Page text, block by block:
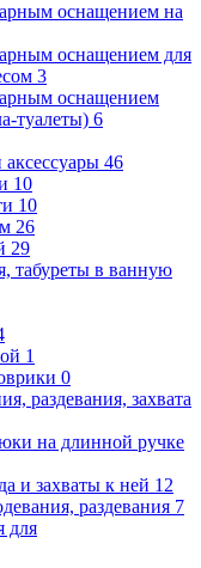
оснащением на
оснащением для
3
оснащением
туалеты) 6
46
10
10
26
29
табуреты в ванную
1
0
раздевания, захвата
на длинной ручке
и захваты к ней 12
раздевания 7
для